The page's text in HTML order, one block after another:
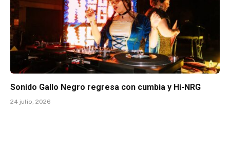
Sonido Gallo Negro regresa con cumbia y Hi-NRG
24 julio, 2026